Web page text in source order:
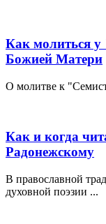
Как молиться
Божией Матери
О молитве к
Как и когда
Радонежскому
В православной
духовной поэзии ...